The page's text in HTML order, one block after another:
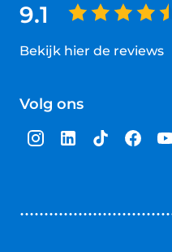
9.1
Bekijk hier de reviews
van
sterren
Volg ons